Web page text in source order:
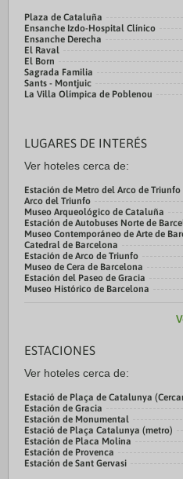
Plaza de Cataluña
Ensanche Izdo-Hospital Clínico
Ensanche Derecha
El Raval
El Born
Sagrada Familia
Sants - Montjuic
La Villa Olímpica de Poblenou
LUGARES DE INTERÉS
Ver hoteles cerca de:
Estación de Metro del Arco de Triunfo
Arco del Triunfo
Museo Arqueológico de Cataluña
Estación de Autobuses Norte de
Museo Contemporáneo de Arte de
Catedral de Barcelona
Estación de Arco de Triunfo
Museo de Cera de Barcelona
Estación del Paseo de Gracia
Museo Histórico de Barcelona
ESTACIONES
Ver hoteles cerca de:
Estació de Plaça de Catalunya
Estación de Gracia
Estación de Monumental
Estació de Plaça Catalunya (metro)
Estación de Placa Molina
Estación de Provenca
Estación de Sant Gervasi